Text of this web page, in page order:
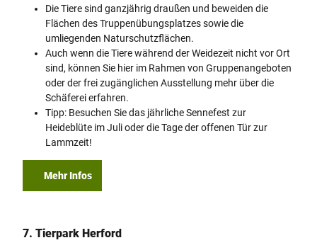
Die Tiere sind ganzjährig draußen und beweiden die
Flächen des Truppenübungsplatzes sowie die
umliegenden Naturschutzflächen.
Auch wenn die Tiere während der Weidezeit nicht vor Ort
sind, können Sie hier im Rahmen von Gruppenangeboten
oder der frei zugänglichen Ausstellung mehr über die
Schäferei erfahren.
Tipp: Besuchen Sie das jährliche Sennefest zur
Heideblüte im Juli oder die Tage der offenen Tür zur
Lammzeit!
Mehr Infos
7. Tierpark Herford